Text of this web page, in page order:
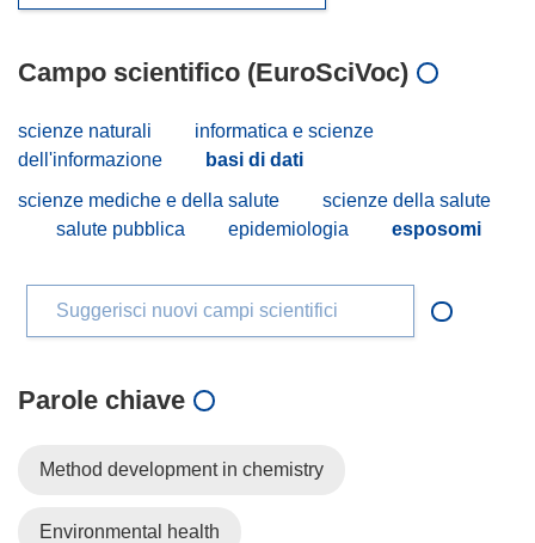
Campo scientifico (EuroSciVoc)
scienze naturali
informatica e scienze
dell'informazione
basi di dati
scienze mediche e della salute
scienze della salute
salute pubblica
epidemiologia esposomi
Suggerisci nuovi campi scientifici
Parole chiave
Method development in chemistry
Environmental health